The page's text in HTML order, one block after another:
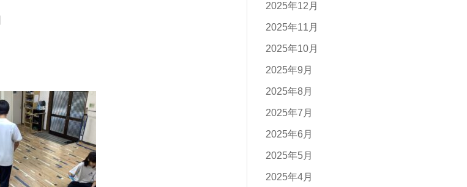
2025年12月
2025年11月
2025年10月
2025年9月
2025年8月
2025年7月
2025年6月
2025年5月
2025年4月